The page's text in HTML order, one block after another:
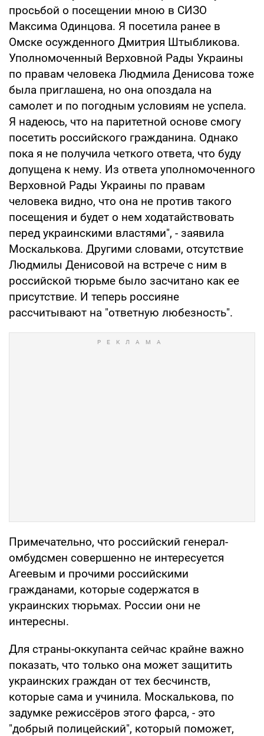
просьбой о посещении мною в СИЗО
Максима Одинцова. Я посетила ранее в
Омске осужденного Дмитрия Штыбликова.
Уполномоченный Верховной Рады Украины
по правам человека Людмила Денисова тоже
была приглашена, но она опоздала на
самолет и по погодным условиям не успела.
Я надеюсь, что на паритетной основе смогу
посетить российского гражданина. Однако
пока я не получила четкого ответа, что буду
допущена к нему. Из ответа уполномоченного
Верховной Рады Украины по правам
человека видно, что она не против такого
посещения и будет о нем ходатайствовать
перед украинскими властями", - заявила
Москалькова. Другими словами, отсутствие
Людмилы Денисовой на встрече с ним в
российской тюрьме было засчитано как ее
присутствие. И теперь россияне
рассчитывают на "ответную любезность".
Примечательно, что российский генерал-
омбудсмен совершенно не интересуется
Агеевым и прочими российскими
гражданами, которые содержатся в
украинских тюрьмах. России они не
интересны.
Для страны-оккупанта сейчас крайне важно
показать, что только она может защитить
украинских граждан от тех бесчинств,
которые сама и учинила. Москалькова, по
задумке режиссёров этого фарса, - это
"добрый полицейский", который поможет,